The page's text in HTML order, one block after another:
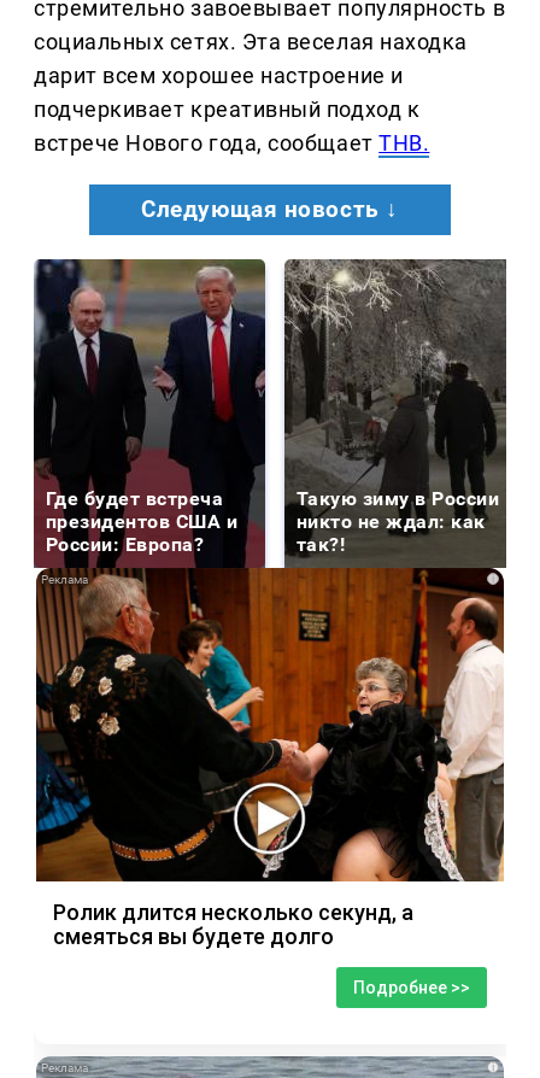
стремительно завоевывает популярность в
социальных сетях. Эта веселая находка
дарит всем хорошее настроение и
подчеркивает креативный подход к
встрече Нового года, сообщаетТНВ.
Следующая новость ↓
Где будет встреча
президентов США и
России: Европа?
Такую зиму в России
никто не ждал: как
так?!
i
Ролик длится несколько секунд, а
смеяться вы будете долго
Подробнее >>
i